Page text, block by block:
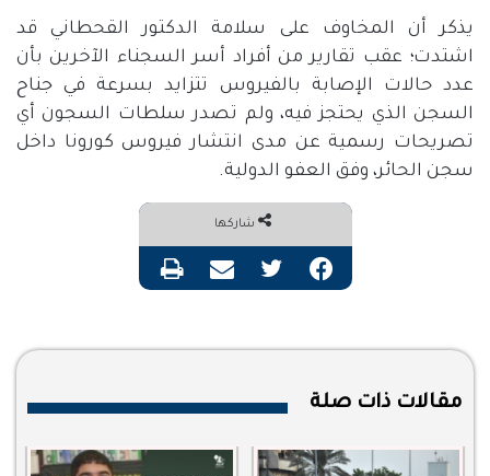
يذكر أن المخاوف على سلامة الدكتور القحطاني قد
اشتدت؛ عقب تقارير من أفراد أسر السجناء الآخرين بأن
عدد حالات الإصابة بالفيروس تتزايد بسرعة في جناح
السجن الذي يحتجز فيه، ولم تصدر سلطات السجون أي
تصريحات رسمية عن مدى انتشار فيروس كورونا داخل
سجن الحائر، وفق العفو الدولية.
شاركها
فيسبوك تويتر مشاركة عبر البريد طباعة
مقالات ذات صلة